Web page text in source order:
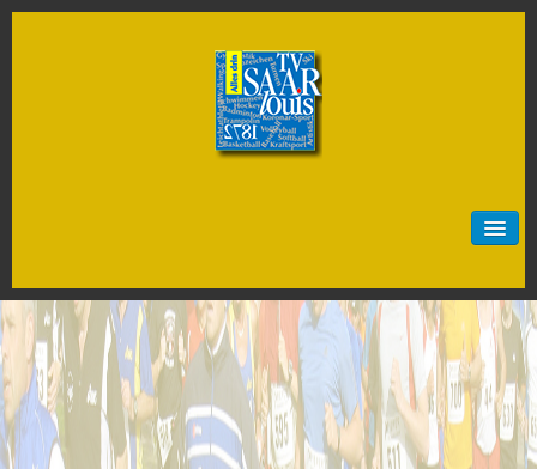
Sportarten
Artistik
Badminton
Baseball